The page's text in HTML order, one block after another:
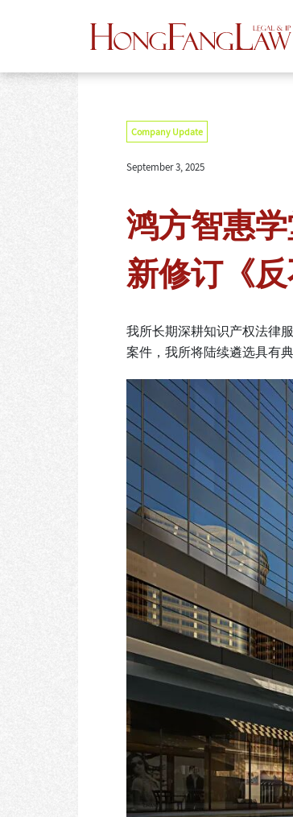
Company Update
September 3, 2025
鸿方智惠
新修订《
我所长期深耕知识产权法律
案件，我所将陆续遴选具有